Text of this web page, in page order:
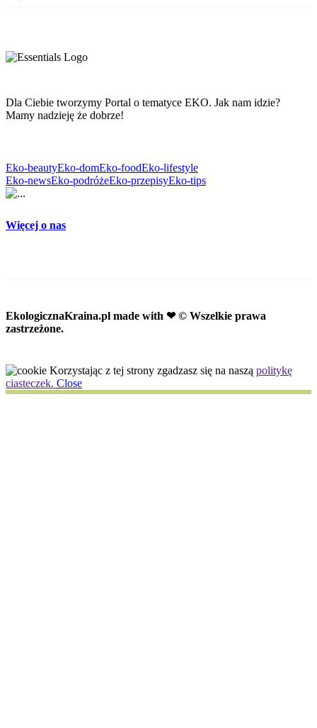
Dla Ciebie tworzymy Portal o tematyce EKO. Jak nam idzie?
Mamy nadzieję że dobrze!
Eko-beautyEko-domEko-foodEko-lifestyle
Eko-newsEko-podróżeEko-przepisyEko-tips
Więcej o nas
EkologicznaKraina.pl made with ❤ © Wszelkie prawa
zastrzeżone.
Korzystając z tej strony zgadzasz się na naszą politykę
ciasteczek. Close